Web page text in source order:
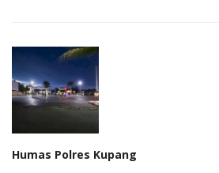
Humas Polres Kupang